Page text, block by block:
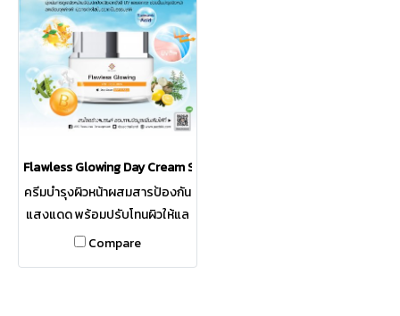
ผิวแลดูกระจ่างใสขึ้นอย่างเป็น
Flawless Glowing Day Cream SPF15 PA++
ครีมบำรุงผิวหน้าผสมสารป้องกัน
แสงแดด พร้อมปรับโทนผิวให้แล
ดูกระจ่างใสขึ้นทันที มุ่งเน้นการ
Compare